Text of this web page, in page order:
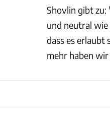
Shovlin gibt zu:
und neutral wie
dass es erlaubt
mehr haben